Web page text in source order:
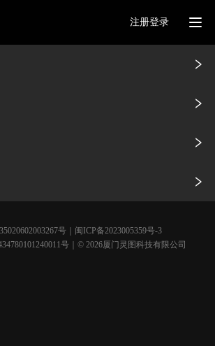
注册登录
号
闽ICP备2023005359号-3
号｜© 2026厦门灵图科技有限公司